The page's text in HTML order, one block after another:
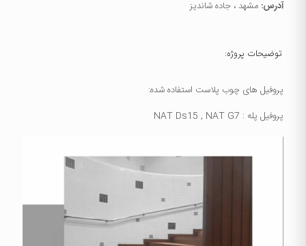
آدرس: مشهد ، جاده شاندیز
توضیحات پروژه:
پروفیل های چوب پلاست استفاده شده:
پروفیل پله : NAT Ds15 , NAT G7